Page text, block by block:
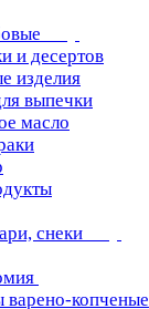
и десертов
изделия
выпечки
масло
снеки
варено-копченые